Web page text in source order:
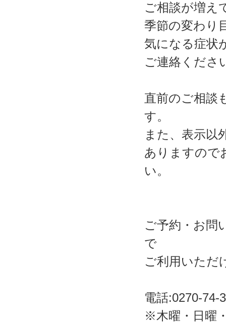
ご相談が増え
季節の変わり
気になる症状
ご連絡くださ
直前のご相談
す。
また、表示以
ありますので
い。
ご予約・お問
で
ご利用いただ
電話:0270-74-
※木曜・日曜